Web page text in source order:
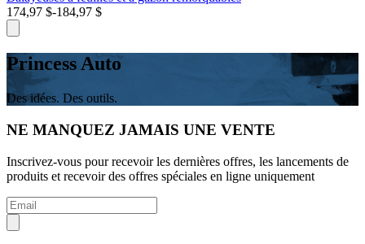
174,97 $-184,97 $
Princess Auto
Des idées. Des outils.
NE MANQUEZ JAMAIS UNE VENTE
Inscrivez-vous pour recevoir les dernières offres, les lancements de
produits et recevoir des offres spéciales en ligne uniquement